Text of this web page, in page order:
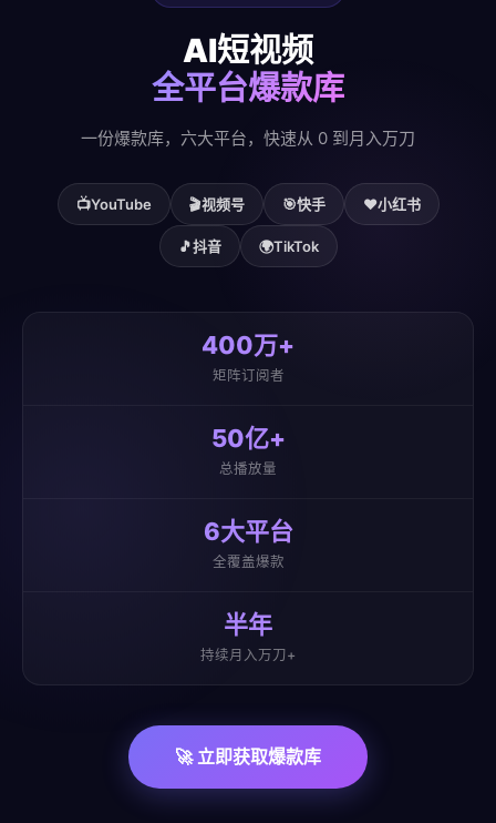
AI短视频
全平台爆款库
一份爆款库，六大平台，快速从 0 到月入万刀
📺YouTube 🎬视频号 🎯快手 ❤️小红书
🎵抖音 🌍TikTok
400万+
矩阵订阅者
50亿+
总播放量
6大平台
全覆盖爆款
半年
持续月入万刀+
🚀 立即获取爆款库